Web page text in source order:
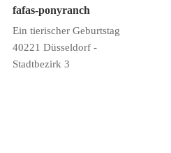
fafas-ponyranch
Ein tierischer Geburtstag
40221 Düsseldorf -
Stadtbezirk 3